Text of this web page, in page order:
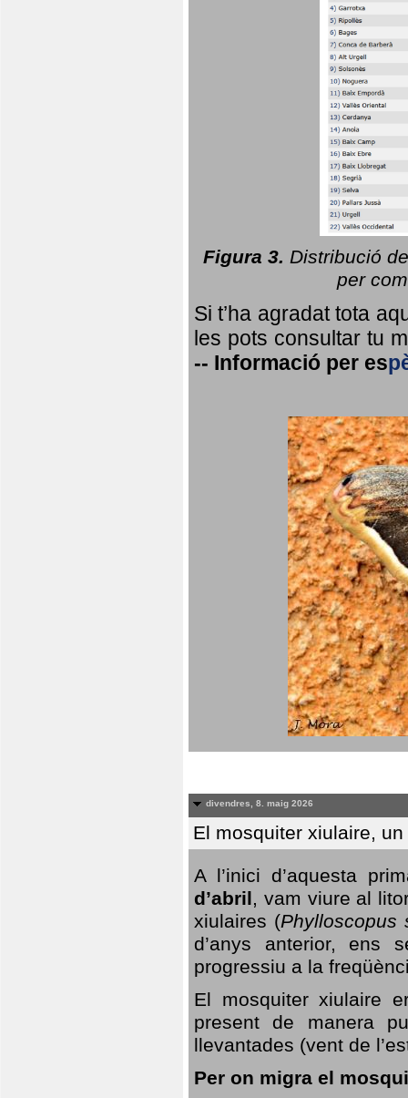
Figura 3. Distribució
per
Si t’ha agradat tota
les pots consultar tu
-- Informació per es
divendres, 8. maig 2026
El mosquiter xiulaire,
A l’inici d’aquesta
d’abril, vam viure al
xiulaires (Phylloscopus
d’anys anterior, ens
progressiu a la
El mosquiter xiulaire
present de manera
llevantades (vent de
Per on migra el